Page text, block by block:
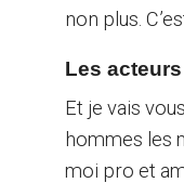
non plus.
Les
Et je vais
hommes les
moi pro et